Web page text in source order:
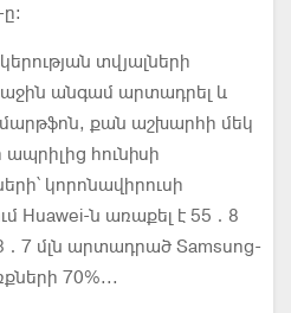
տվյալների
անգամ արտադրել և
քան աշխարհի մեկ
ապրիլից հունիսի
կորոնավիրուսի
Huawei-ն առաքել է 55․8
մլն արտադրած Samsung-
70%...